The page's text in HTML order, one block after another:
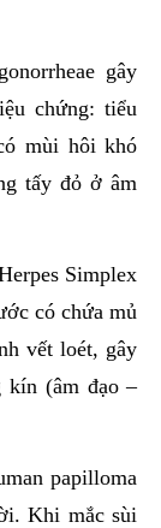
gây
chứng: tiểu
mùi hôi khó
tấy đỏ ở âm
Simplex
có chứa mủ
vết loét, gây
kín (âm đạo –
papilloma
Khi mắc sùi